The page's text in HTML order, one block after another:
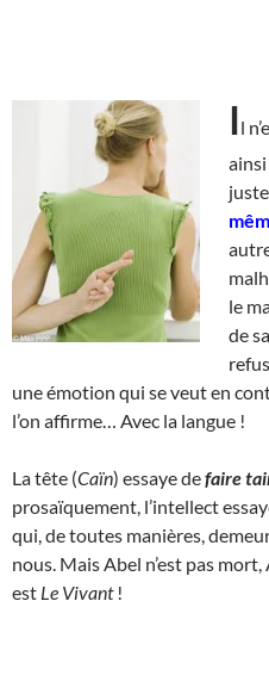
Il
le
de
une émotion qui se veut en
l’on affirme… Avec la langue !
La tête (Caïn) essaye defaire
prosaïquement, l’intellect
qui, de toutes manières,
nous. Mais Abel n’est pas mort,
est Le Vivant!